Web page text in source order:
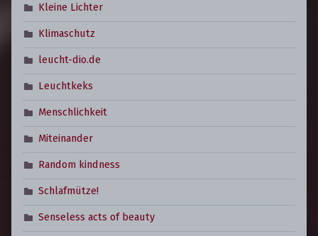
Kleine Lichter
Klimaschutz
leucht-dio.de
Leuchtkeks
Menschlichkeit
Miteinander
Random kindness
Schlafmütze!
Senseless acts of beauty